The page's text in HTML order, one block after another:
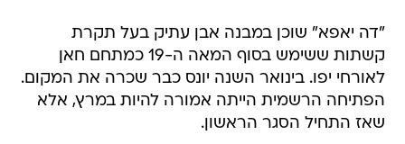
"דה יאפא" שוכן במבנה אבן עתיק בעל תקרת
קשתות ששימש בסוף המאה ה-19 כמתחם חאן
לאורחי יפו. בינואר השנה יונס כבר שכרה את המקום.
הפתיחה הרשמית הייתה אמורה להיות במרץ, אלא
שאז התחיל הסגר הראשון.